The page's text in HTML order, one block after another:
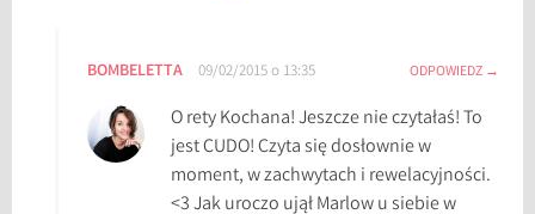
BOMBELETTA 09/02/2015 o 13:35 ODPOWIEDZ
O rety Kochana! Jeszcze nie czytałaś! To
jest CUDO! Czyta się dosłownie w
moment, w zachwytach i rewelacyjności.
<3 Jak uroczo ujął Marlow u siebie w